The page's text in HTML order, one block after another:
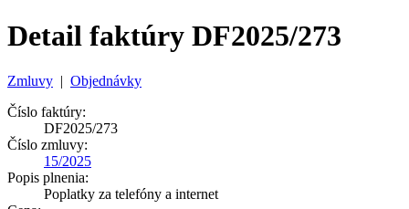
Detail faktúry DF2025/273
Zmluvy | Objednávky
Číslo faktúry:
DF2025/273
Číslo zmluvy:
15/2025
Popis plnenia:
Poplatky za telefóny a internet